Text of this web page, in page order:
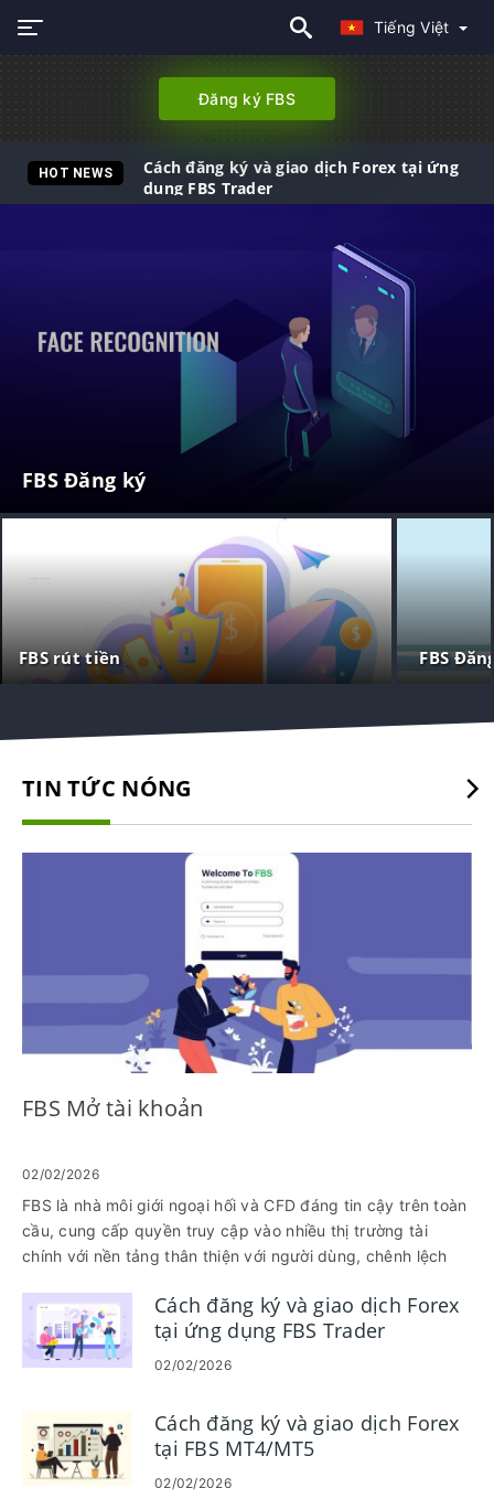
Tiếng Việt
Đăng ký FBS
HOT NEWS
Cách đăng ký và giao dịch Forex tại ứng
dụng FBS Trader
FBS Đăng ký
FBS rút tiền FBS
TIN TỨC NÓNG
FBS Mở tài khoản
02/02/2026
FBS là nhà môi giới ngoại hối và CFD đáng tin cậy trên toàn
cầu, cung cấp quyền truy cập vào nhiều thị trường tài
chính với nền tảng thân thiện với người dùng, chênh lệch
người mới tham gia giao dịch hay là nhà đầu tư có kinh
nghiệm, hãy bắt đầu bằng việc mở tài khoản và đăng nhập
để truy cập bảng điều khiển giao dịch. Hướng dẫn này sẽ
và bảo mật.
Cách đăng ký và giao dịch Forex
tại ứng dụng FBS Trader
02/02/2026
Cách đăng ký và giao dịch Forex
tại FBS MT4/MT5
02/02/2026